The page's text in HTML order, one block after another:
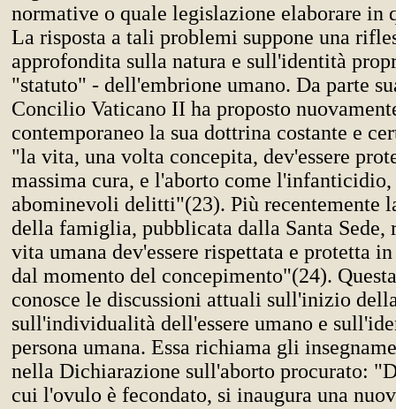
normative o quale legislazione elaborare in
La risposta a tali problemi suppone una
approfondita sulla natura e sull'identità
"statuto" - dell'embrione umano. Da parte
Concilio Vaticano II ha proposto
contemporaneo la sua dottrina costante e
"la vita, una volta concepita, dev'essere
massima cura, e l'aborto come l'infanticidio,
abominevoli delitti"(23). Più recentemente
della famiglia, pubblicata dalla Santa
vita umana dev'essere rispettata e protetta
dal momento del concepimento"(24).
conosce le discussioni attuali sull'inizio
sull'individualità dell'essere umano e
persona umana. Essa richiama gli
nella Dichiarazione sull'aborto procurato:
cui l'ovulo è fecondato, si inaugura una